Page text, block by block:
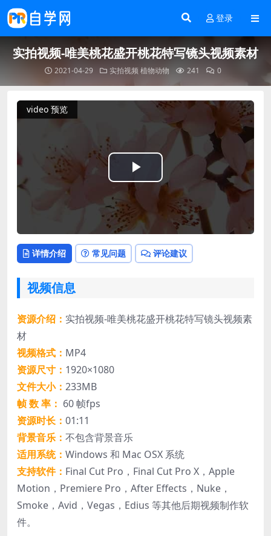
登录
实拍视频-唯美桃花盛开桃花特写镜头视频素材
2021-04-29 实拍视频 植物动物 241 0
video 预览
Play
Video
详情介绍 常见问题 评论建议
视频信息
资源介绍： 实拍视频-唯美桃花盛开桃花特写镜头视频素
材
视频格式： MP4
资源尺寸： 1920×1080
文件大小： 233MB
帧 数 率： 60 帧fps
资源时长： 01:11
背景音乐： 不包含背景音乐
适用系统： Windows 和 Mac OSX 系统
支持软件： Final Cut Pro，Final Cut Pro X，Apple
Motion，Premiere Pro，After Effects，Nuke，
Smoke，Avid，Vegas，Edius 等其他后期视频制作软
件。